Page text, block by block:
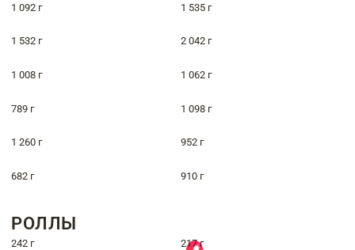
1 092 г 1 535 г
1 532 г 2 042 г
1 008 г 1 062 г
789 г 1 098 г
1 260 г 952 г
682 г 910 г
РОЛЛЫ
242 г 217 г